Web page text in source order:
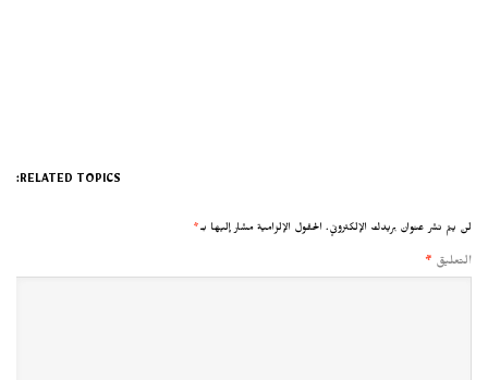
RELATED TOPICS:
لن يتم نشر عنوان بريدك الإلكتروني. الحقول الإلزامية مشار إليها بـ*
التعليق *